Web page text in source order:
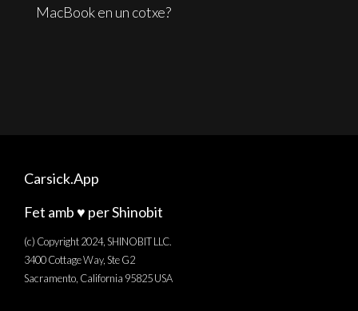
MacBook en un cotxe?
Carsick.App
Fet amb ♥️ per Shinobit
(c) Copyright 2024, SHINOBIT LLC.
3400 Cottage Way, Ste G2
Sacramento, California 95825 USA